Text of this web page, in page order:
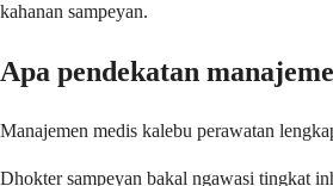
kahanan sampeyan.
Apa pendekatan
Manajemen medis kalebu perawatan
Dhokter sampeyan bakal ngawasi tingkat